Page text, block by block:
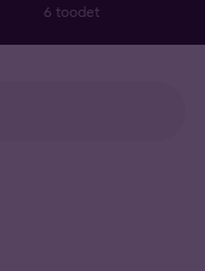
6 toodet